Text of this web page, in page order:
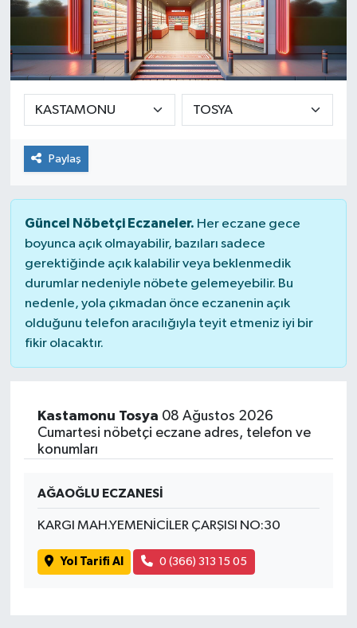
Paylaş
Güncel Nöbetçi Eczaneler. Her eczane gece
boyunca açık olmayabilir, bazıları sadece
gerektiğinde açık kalabilir veya beklenmedik
durumlar nedeniyle nöbete gelemeyebilir. Bu
nedenle, yola çıkmadan önce eczanenin açık
olduğunu telefon aracılığıyla teyit etmeniz iyi bir
fikir olacaktır.
Kastamonu Tosya 08 Ağustos 2026
Cumartesi nöbetçi eczane adres, telefon ve
konumları
AĞAOĞLU ECZANESİ
KARGI MAH.YEMENİCİLER ÇARŞISI NO:30
Yol Tarifi Al 0 (366) 313 15 05